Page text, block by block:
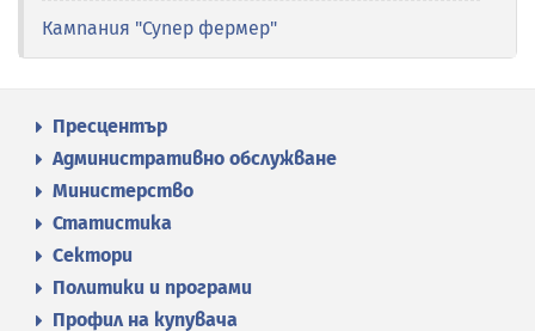
Кампания "Супер фермер"
Пресцентър
Административно обслужване
Министерство
Статистика
Сектори
Политики и програми
Профил на купувача